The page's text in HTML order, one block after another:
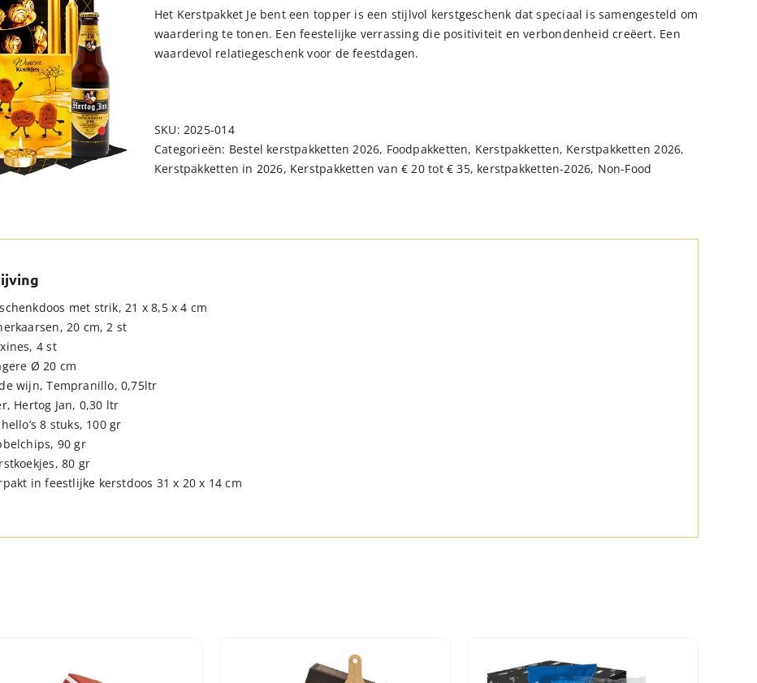
Het Kerstpakket Je bent een topper is een stijlvol kerstgeschenk dat speciaal is samengesteld om
waardering te tonen. Een feestelijke verrassing die positiviteit en verbondenheid creëert. Een
waardevol relatiegeschenk voor de feestdagen.
SKU:2025-014
Categorieën: Bestel kerstpakketten 2026, Foodpakketten, Kerstpakketten, Kerstpakketten 2026,
Kerstpakketten in 2026, Kerstpakketten van € 20 tot € 35, kerstpakketten-2026, Non-Food
met strik, 21 x 8,5 x 4 cm
20 cm, 2 st
4 st
Ø 20 cm
wijn, Tempranillo, 0,75ltr
Hertog Jan, 0,30 ltr
8 stuks, 100 gr
90 gr
80 gr
in feestlijke kerstdoos 31 x 20 x 14 cm